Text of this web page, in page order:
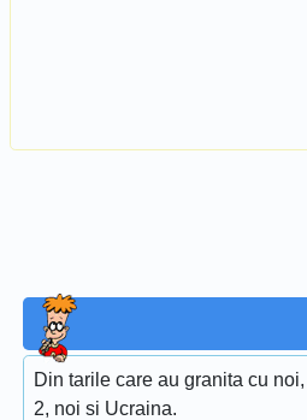
Din tarile care au granita cu
2, noi si Ucraina.